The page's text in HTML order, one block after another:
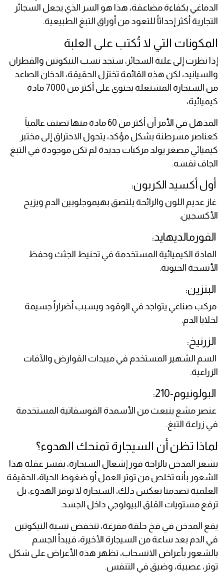
الدماغي بكفاءة مضاعفة، هذا هو السر الذي يجعل السجائر
التجارية أكثر إحداثاً للتعود من أوراق التبغ الطبيعية.
المكونات التي لا تُكتب على العلبة
إذا نظرت إلى علبة السجائر، ستجد نسب النيكوتين والقطران
والسيانيد، لكن هذه القائمة تختزل الحقيقة، الدخان الصاعد
من السيجارة المشتعلة يحتوي على أكثر من 7000 مادة
كيميائية،
المذهل في الأمر أن أكثر من 60 مادة منها تصنف عالمياً
كعناصر مسرطنة بشكل مؤكد، يتحول الاحتراق إلى مختبر
كيميائي مصغر يولد مركبات جديدة لم تكن موجودة في التبغ
الجاف نفسه.
أول أكسيد الكربون:
غاز عديم اللون والرائحة يلتصق بهيموجلوبين الدم ويزيح
الأكسجين.
الفورمالديهايد:
المادة الكيميائية المستخدمة في تحنيط الجثث وحفظ
الأنسجة الحيوية.
البنزين:
مركب صناعي يتواجد في الوقود ويسبب أضراراً جسيمة
لخلايا الدم.
الزرنيخ:
السم الشهير المستخدم في مبيدات القوارض والآفات
الزراعية.
البولونيوم-210:
عنصر مشع ينبعث من الأسمدة الفوسفاتية المستخدمة
في زراعة التبغ.
لماذا تظن أن السيجارة تمنحك الهدوء؟
يشعر المدخن بالراحة فور إشعال السيجارة، يفسر عقله هذا
الشعور بأنه تخلص من توتر العمل أو ضغوط الحياة، الحقيقة
العلمية تصدمنا بعكس ذلك، السيجارة لا توفر الهدوء، بل
ترفع مستويات القلق البيولوجي داخل الجسد.
يقع المدخن في فخ حلقة مفرغة، تنخفض نسبة النيكوتين
في الدم بعد ساعة من السيجارة الأخيرة، فيبدأ الجسم
بالشعور بأعراض الانسحاب، تظهر هذه الأعراض على شكل
توتر، عصبية، وضيق في التنفس.